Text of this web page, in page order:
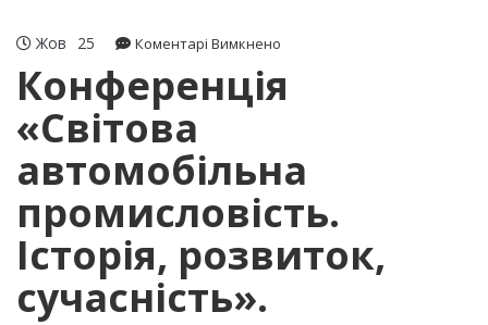
Жов 25 Коментарі Вимкнено
розвиток,
сучасність».
Конференція
«Світова
автомобільна
промисловість.
Історія, розвиток,
сучасність».